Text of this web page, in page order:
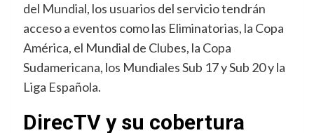
del Mundial, los usuarios del servicio tendrán
acceso a eventos como las Eliminatorias, la Copa
América, el Mundial de Clubes, la Copa
Sudamericana, los Mundiales Sub 17 y Sub 20 y la
Liga Española.
DirecTV y su cobertura